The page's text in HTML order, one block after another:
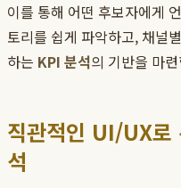
이를 통해 어떤 후보자에게
토리를 쉽게 파악하고, 채널
하는 KPI 분석의 기반을 마
직관적인 UI/UX로
석